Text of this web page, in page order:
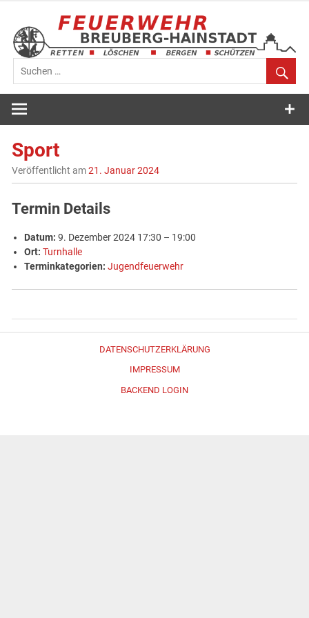
springen
Feuerwehr
Breuberg-
Sport
Veröffentlicht am21. Januar 2024
Termin Details
Datum: 9. Dezember 2024 17:30 – 19:00
Ort: Turnhalle
Terminkategorien: Jugendfeuerwehr
DATENSCHUTZERKLÄRUNG
IMPRESSUM
BACKEND LOGIN